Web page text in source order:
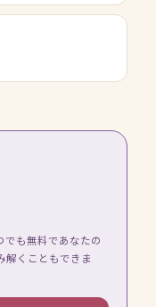
でも無料であなたの
解くこともできま